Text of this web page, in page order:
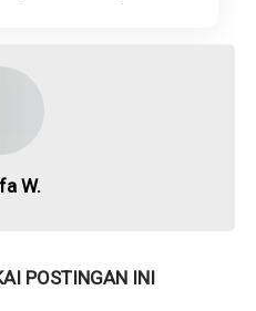
W.
POSTINGAN INI